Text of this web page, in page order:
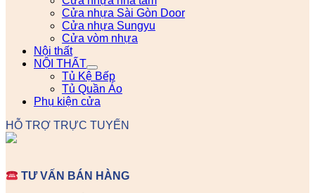
Cửa nhựa Sài Gòn Door
Cửa nhựa Sungyu
Cửa vòm nhựa
Nội thất
NỘI THẤT
Tủ Kệ Bếp
Tủ Quần Áo
Phụ kiện cửa
HỖ TRỢ TRỰC TUYẾN
TƯ VẤN BÁN HÀNG